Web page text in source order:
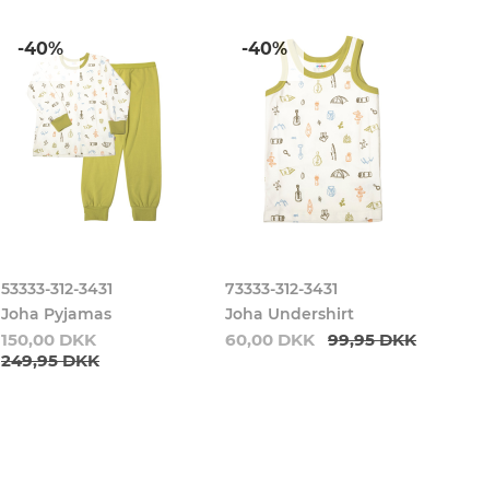
-40%
53333-312-3431
Joha Pyjamas
150,00 DKK
249,95 DKK
-40%
73333-312-3431
Joha Undershirt
60,00 DKK 99,95 DKK